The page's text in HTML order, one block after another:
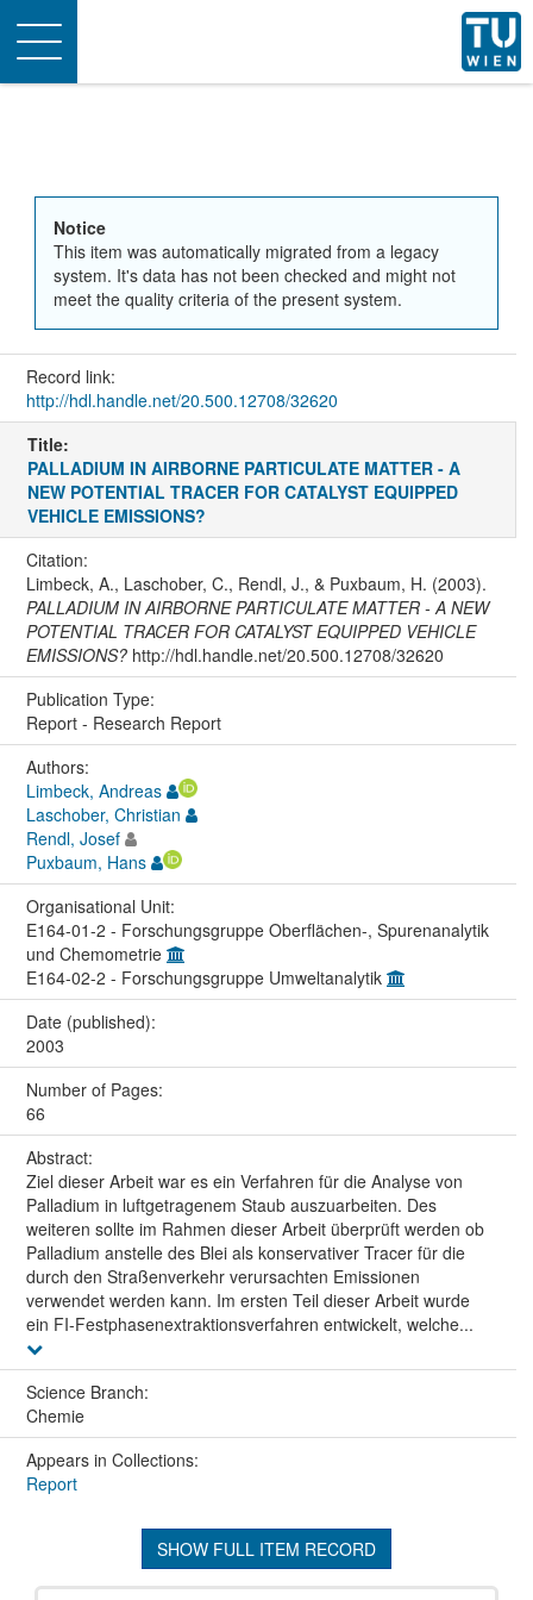
Toggle
navigation
Notice
This item was automatically migrated from a legacy
system. It's data has not been checked and might not
meet the quality criteria of the present system.
Record link:
http://hdl.handle.net/20.500.12708/32620
Title:
PALLADIUM IN AIRBORNE PARTICULATE MATTER - A
NEW POTENTIAL TRACER FOR CATALYST EQUIPPED
VEHICLE EMISSIONS?
Citation:
Limbeck, A., Laschober, C., Rendl, J., & Puxbaum, H. (2003).
PALLADIUM IN AIRBORNE PARTICULATE MATTER - A NEW
POTENTIAL TRACER FOR CATALYST EQUIPPED VEHICLE
EMISSIONS?http://hdl.handle.net/20.500.12708/32620
Publication Type:
Report - Research Report
Authors:
Limbeck, Andreas
Laschober, Christian
Rendl, Josef
Puxbaum, Hans
Organisational Unit:
E164-01-2 - Forschungsgruppe Oberflächen-, Spurenanalytik
und Chemometrie
E164-02-2 - Forschungsgruppe Umweltanalytik
Date (published):
2003
Number of Pages:
66
Abstract:
Ziel dieser Arbeit war es ein Verfahren für die Analyse von
Palladium in luftgetragenem Staub auszuarbeiten. Des
weiteren sollte im Rahmen dieser Arbeit überprüft werden ob
Palladium anstelle des Blei als konservativer Tracer für die
durch den Straßenverkehr verursachten Emissionen
verwendet werden kann. Im ersten Teil dieser Arbeit wurde
ein FI-Festphasenextraktionsverfahren entwickelt, welche...
Science Branch:
Chemie
Appears in Collections:
Report
SHOW FULL ITEM RECORD